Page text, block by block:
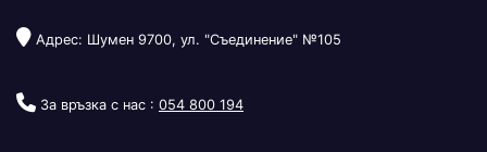
Адрес: Шумен 9700, ул. "Съединение" №105
За връзка с нас : 054 800 194